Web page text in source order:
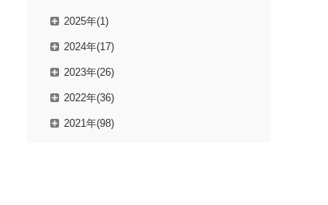
2025年(1)
2024年(17)
2023年(26)
2022年(36)
2021年(98)